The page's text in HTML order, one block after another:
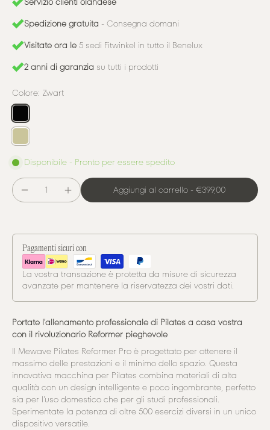
Spedizione gratuita - Consegna domani
Visitate ora le 5 sedi Fitwinkel in tutto il Benelux
2 anni di garanzia su tutti i prodotti
Colore: Zwart
Disponibile - Pronto per essere spedito
Aggiungi al carrello - €399,00
Pagamenti sicuri con
La vostra transazione è protetta da misure di sicurezza
avanzate per mantenere la riservatezza dei vostri dati.
Portate l'allenamento professionale di Pilates a casa vostra
con il rivoluzionario Reformer pieghevole
Il Mewave Pilates Reformer Pro è progettato per ottenere il
massimo delle prestazioni e il minimo dello spazio. Questa
innovativa macchina per Pilates combina materiali di alta
qualità con un design intelligente e poco ingombrante, perfetto
sia per l'uso domestico che per gli studi professionali.
Sperimentate la potenza di oltre 500 esercizi diversi in un unico
dispositivo versatile.